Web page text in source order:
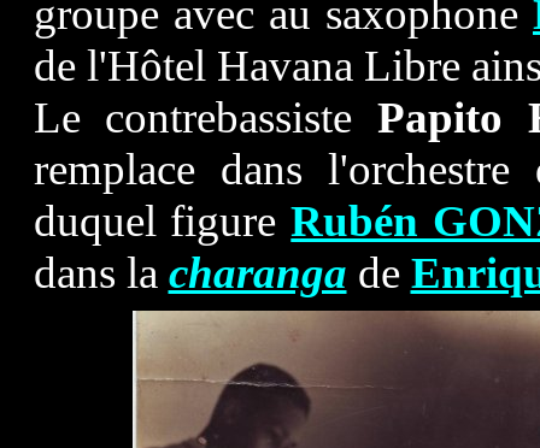
groupe avec au saxophone
de l'Hôtel Havana Libre
Le contrebassiste Papito
remplace dans
duquel figureRubén
dans la charanga de